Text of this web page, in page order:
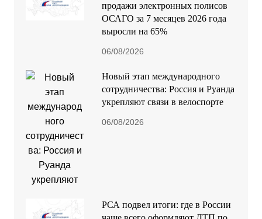
продажи электронных полисов
ОСАГО за 7 месяцев 2026 года
выросли на 65%
06/08/2026
Новый этап международного
сотрудничества: Россия и Руанда
укрепляют связи в велоспорте
06/08/2026
РСА подвел итоги: где в России